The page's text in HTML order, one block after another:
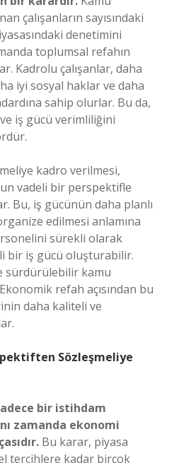
çalışanların sayısındaki
denetimini
toplumsal refahın
Kadrolu çalışanlar, daha
iyi sosyal haklar ve daha
sahip olurlar. Bu da,
iş gücü verimliliğini
kadro verilmesi,
vadeli bir perspektifle
Bu, iş gücünün daha planlı
edilmesi anlamına
sürekli olarak
bir iş gücü oluşturabilir.
sürdürülebilir kamu
refah açısından bu
daha kaliteli ve
Sözleşmeliye
bir istihdam
zamanda ekonomi
Bu karar, piyasa
tercihlere kadar birçok